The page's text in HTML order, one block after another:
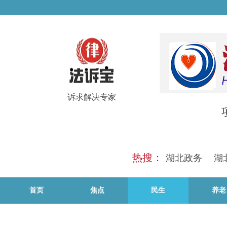
热搜： 湖
湖北政务
诉求解决专家
首页 焦点 民生 养老